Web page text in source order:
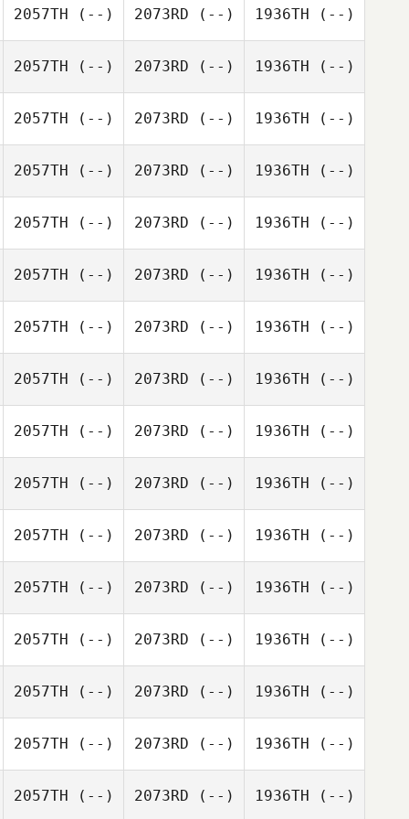
2057TH (--) 2073RD (--) 1936TH (--)
2057TH (--) 2073RD (--) 1936TH (--)
2057TH (--) 2073RD (--) 1936TH (--)
2057TH (--) 2073RD (--) 1936TH (--)
2057TH (--) 2073RD (--) 1936TH (--)
2057TH (--) 2073RD (--) 1936TH (--)
2057TH (--) 2073RD (--) 1936TH (--)
2057TH (--) 2073RD (--) 1936TH (--)
2057TH (--) 2073RD (--) 1936TH (--)
2057TH (--) 2073RD (--) 1936TH (--)
2057TH (--) 2073RD (--) 1936TH (--)
2057TH (--) 2073RD (--) 1936TH (--)
2057TH (--) 2073RD (--) 1936TH (--)
2057TH (--) 2073RD (--) 1936TH (--)
2057TH (--) 2073RD (--) 1936TH (--)
2057TH (--) 2073RD (--) 1936TH (--)